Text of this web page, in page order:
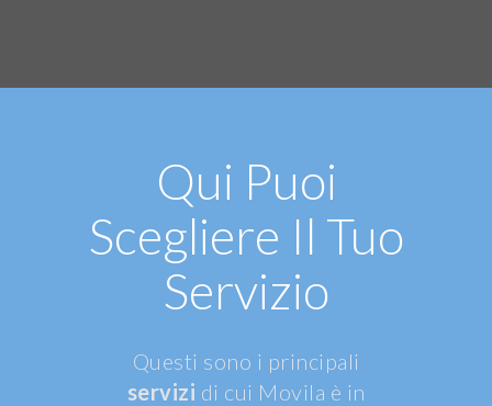
Qui Puoi
Scegliere Il Tuo
Servizio
Questi sono i principali
servizi di cui Movila è in